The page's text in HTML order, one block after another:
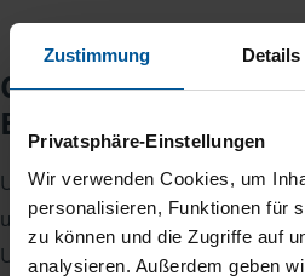
Zustimmung Details
Privatsphäre-Einstellungen
Wir verwenden Cookies, um
personalisieren, Funktionen für
zu können und die Zugriffe auf
analysieren. Außerdem geben
Checkliste für Ihr
Beratungsgespräch
Um Ihre Steuererklärung
unsere Beraterinnen und
Unterlagen von Ihnen. Dazu